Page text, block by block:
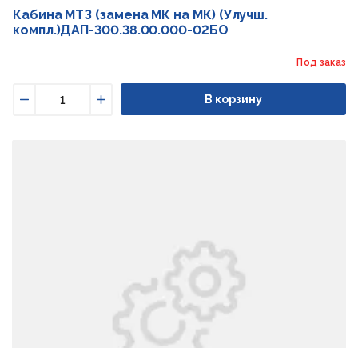
Кабина МТЗ (замена МК на МК) (Улучш.
компл.)ДАП-300.38.00.000-02БО
Под заказ
Увеличить
В корзину